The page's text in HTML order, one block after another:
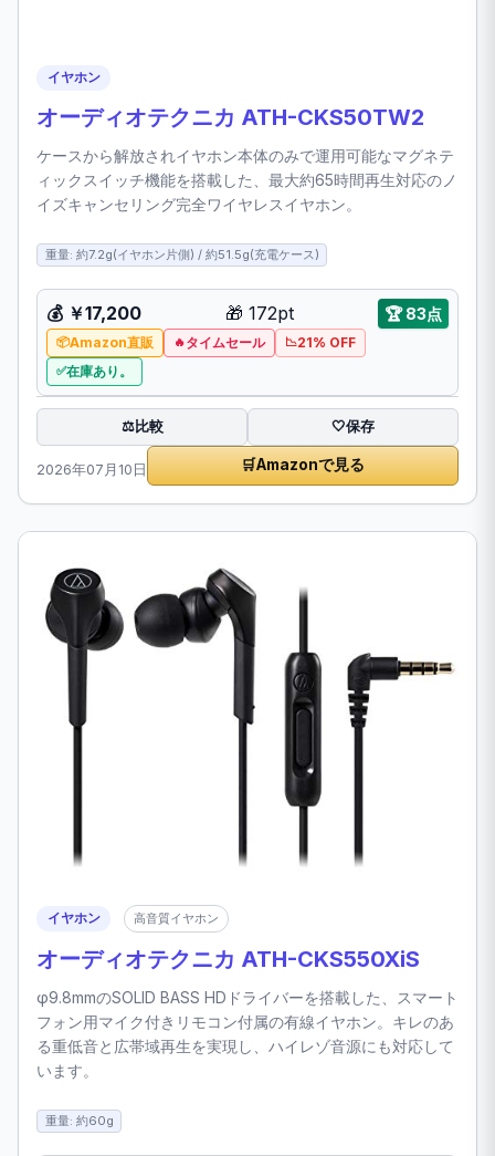
イヤホン
オーディオテクニカ ATH-CKS50TW2
ケースから解放されイヤホン本体のみで運用可能なマグネテ
ィックスイッチ機能を搭載した、最大約65時間再生対応のノ
イズキャンセリング完全ワイヤレスイヤホン。
重量: 約7.2g(イヤホン片側) / 約51.5g(充電ケース)
💰 ￥17,200 🎁 172pt 🏆 83点
Amazon直販 タイムセール
21% OFF
在庫あり。
⚖️比較 🤍保存
2026年07月10日 🛒Amazonで見る
イヤホン 高音質イヤホン
オーディオテクニカ ATH-CKS550XiS
φ9.8mmのSOLID BASS HDドライバーを搭載した、スマート
フォン用マイク付きリモコン付属の有線イヤホン。キレのあ
る重低音と広帯域再生を実現し、ハイレゾ音源にも対応して
います。
重量: 約60g